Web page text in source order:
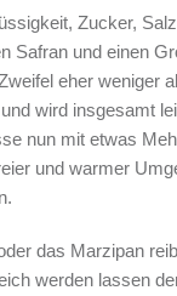
Zucker,
Safran und einen
eher weniger
wird insgesamt
nun mit etwas
und warmer
das Marzipan
werden lassen